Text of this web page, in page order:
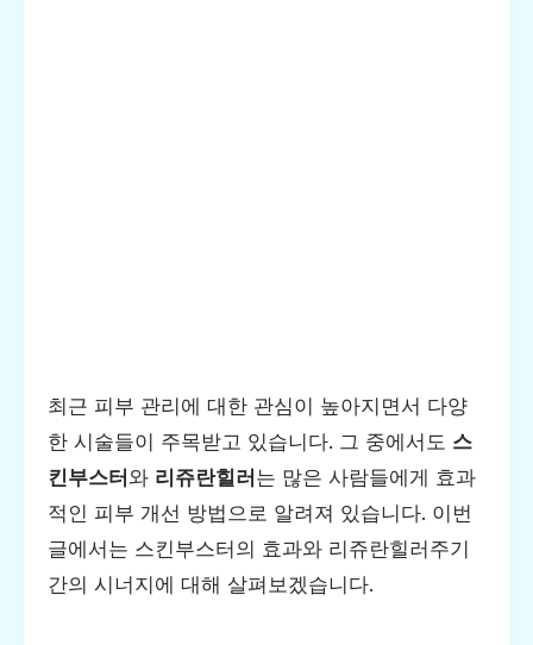
최근 피부 관리에 대한 관심이 높아지면서 다양
한 시술들이 주목받고 있습니다. 그 중에서도 스
킨부스터 와 리쥬란힐러 는 많은 사람들에게 효과
적인 피부 개선 방법으로 알려져 있습니다. 이번
글에서는 스킨부스터의 효과와 리쥬란힐러주기
간의 시너지에 대해 살펴보겠습니다.